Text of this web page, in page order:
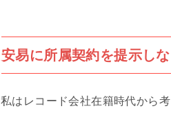
安易に所属契約を提示し
私はレコード会社在籍時代から